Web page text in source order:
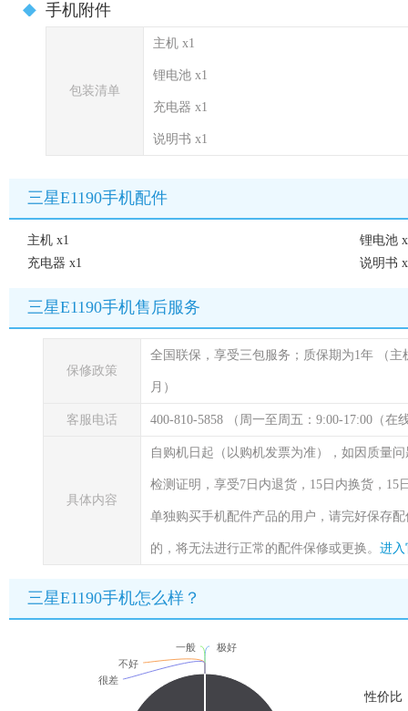
手机附件
包装清单
主机 x1
锂电池 x1
充电器 x1
说明书 x1
三星E1190手机配件
主机 x1
锂电池
充电器 x1
说明书
三星E1190手机售后服务
保修政策
全国联保，享受三包服务；质保期为1年 （
月）
客服电话 400-810-5858 （周一至周五：9:00-17:00（在
具体内容
自购机日起（以购机发票为准），如因质量
检测证明，享受7日内退货，15日内换货，
单独购买手机配件产品的用户，请完好保存
的，将无法进行正常的配件保修或更换。 进入
三星E1190手机怎么样？
极好
一般
不好
很差
性价比